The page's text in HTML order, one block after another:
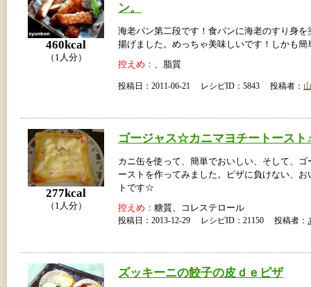
460kcal
（1人分）
ン。
海老パン第二段です！食パンに海老のすり身を
揚げました。めっちゃ美味しいです！しかも簡
控えめ： 、脂質
投稿日：2011-06-21 レシピID：5843 投稿者：
277kcal
（1人分）
ゴージャス☆カニマヨチートースト
カニ缶を使って、簡単でおいしい、そして、ゴ
ーストを作ってみました。ピザに負けない、お
トです☆
控えめ： 糖質、コレステロール
投稿日：2013-12-29 レシピID：21150 投稿者：
ズッキーニの餃子の皮ｄｅピザ